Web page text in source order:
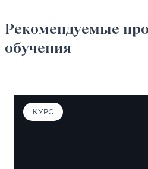
Рекомендуемые
обучения
КУРС